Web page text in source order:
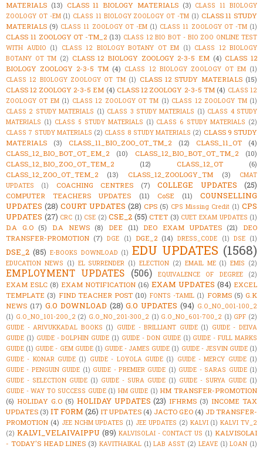
MATERIALS (13) CLASS 11 BIOLOGY MATERIALS (3) CLASS 11 BIOLOGY
ZOOLOGY OT -EM (1) CLASS 11 BIOLOGY ZOOLOGY OT -TM (1) CLASS 11 STUDY
MATERIALS (9) CLASS 11 ZOOLOGY OT -EM (1) CLASS 11 ZOOLOGY OT -TM (1)
CLASS 11 ZOOLOGY OT -TM_2 (13) CLASS 12 BIO BOT - BIO ZOO ONLINE TEST
WITH AUDIO (1) CLASS 12 BIOLOGY BOTANY OT EM (1) CLASS 12 BIOLOGY
BOTANY OT TM (2) CLASS 12 BIOLOGY ZOOLOGY 2-3-5 EM (4) CLASS 12
BIOLOGY ZOOLOGY 2-3-5 TM (4) CLASS 12 BIOLOGY ZOOLOGY OT EM (1)
CLASS 12 BIOLOGY ZOOLOGY OT TM (1) CLASS 12 STUDY MATERIALS (15)
CLASS 12 ZOOLOGY 2-3-5 EM (4) CLASS 12 ZOOLOGY 2-3-5 TM (4) CLASS 12
ZOOLOGY OT EM (1) CLASS 12 ZOOLOGY OT TM (1) CLASS 12 ZOOLOGY TM (1)
CLASS 2 STUDY MATERIALS (1) CLASS 3 STUDY MATERIALS (1) CLASS 4 STUDY
MATERIALS (1) CLASS 5 STUDY MATERIALS (1) CLASS 6 STUDY MATERIALS (2)
CLASS 7 STUDY MATERIALS (2) CLASS 8 STUDY MATERIALS (2) CLASS 9 STUDY
MATERIALS
(3) CLASS_11_BIO_ZOO_OT_TM_2 (12) CLASS_11_OT
(4)
CLASS_12_BIO_BOT_OT_EM_2
(10) CLASS_12_BIO_BOT_OT_TM_2
(10)
CLASS_12_BIO_ZOO_OT_TEM_2
(12) CLASS_12_OT
(6)
CLASS_12_ZOO_OT_TEM_2
(13) CLASS_12_ZOOLOGY_TM (3)
CMAT
UPDATES
(1) COACHING CENTRES (7) COLLEGE UPDATES (25)
COMPUTER TEACHERS UPDATES (11) CoSE (11)
COUNSELLING
UPDATES (28) COURT UPDATES (28) CPS (5) CPS Missing Credit (1) CPS
UPDATES (27) CRC (1) CSE (2) CSE_2 (55) CTET (3) CUET EXAM UPDATES (1)
D.A G.O (5) D.A NEWS (8) DEE (11) DEO EXAM UPDATES (21)
DEO
TRANSFER-PROMOTION (7) DGE (1) DGE_2 (14) DRESS_CODE (1) DSE (1)
DSE_2 (85) E-BOOKS DOWNLOAD (1) EDU UPDATES (1568)
EDUCATION NEWS (1) EL SURRENDER (1) ELECTION (2) EMAIL ME (1) EMIS (2)
EMPLOYMENT UPDATES (506) EQUIVALENCE OF DEGREE (2)
EXAM ESLC (8) EXAM NOTIFICATION (16) EXAM UPDATES (84) EXCEL
TEMPLATE (3) FIND TEACHER POST (10) FONTS -TAMIL (1) FORMS (5) G.K
NEWS (17) G.O DOWNLOAD (28) G.O UPDATES (94) G.O_NO_001-100_2
(1) G.O_NO_101-200_2 (2) G.O_NO_201-300_2 (1) G.O_NO_601-700_2 (1) GPF (2)
GUIDE - ARIVUKKADAL BOOKS (1) GUIDE - BRILLIANT GUIDE (1) GUIDE - DEIVA
GUIDE (1) GUIDE - DOLPHIN GUIDE (1) GUIDE - DON GUIDE (1) GUIDE - FULL MARKS
GUIDE (1) GUIDE - GEM GUIDE (1) GUIDE - JAMES GUIDE (1) GUIDE - JESVIN GUIDE (1)
GUIDE - KONAR GUIDE (1) GUIDE - LOYOLA GUIDE (1) GUIDE - MERCY GUIDE (1)
GUIDE - PENGUIN GUIDE (1) GUIDE - PREMIER GUIDE (1) GUIDE - SARAS GUIDE (1)
GUIDE - SELECTION GUIDE (1) GUIDE - SURA GUIDE (1) GUIDE - SURYA GUIDE (1)
GUIDE - WAY TO SUCCESS GUIDE (1) HM GUIDE (1) HM TRANSFER-PROMOTION
(6) HOLIDAY G.O (5) HOLIDAY UPDATES (23) IFHRMS (3) INCOME TAX
UPDATES (3) IT FORM (26) IT UPDATES (4) JACTO GEO (4) JD TRANSFER-
PROMOTION (4) JEE NCHM UPDATES (1) JEE UPDATES (2) KALVI (1) KALVI TV_2
(2) KALVI_VELAIVAIPPU (89) KALVISOLAI - CONTACT US (1) KALVISOLAI
- TODAY'S HEAD LINES (3) KAVITHAIKAL (1) LAB ASST (2) LEAVE (1) LOAN (1)